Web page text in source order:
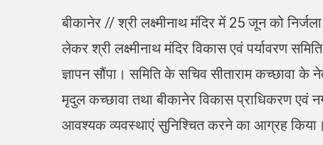
बीकानेर // श्री लक्ष्मीनाथ मंदिर में 25 जून को
लेकर श्री लक्ष्मीनाथ मंदिर विकास एवं पर्यावरण
ज्ञापन सौंपा। समिति के सचिव सीताराम कच्छावा
मृदुल कच्छावा तथा बीकानेर विकास प्राधिकरण एवं
आवश्यक व्यवस्थाएं सुनिश्चित करने का आग्रह किया।